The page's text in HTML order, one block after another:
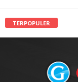
TERPOPULER